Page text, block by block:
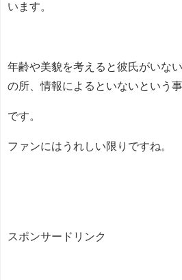
います。
年齢や美貌を考えると彼氏がいな
の所、情報によるといないという事
です。
ファンにはうれしい限りですね。
スポンサードリンク